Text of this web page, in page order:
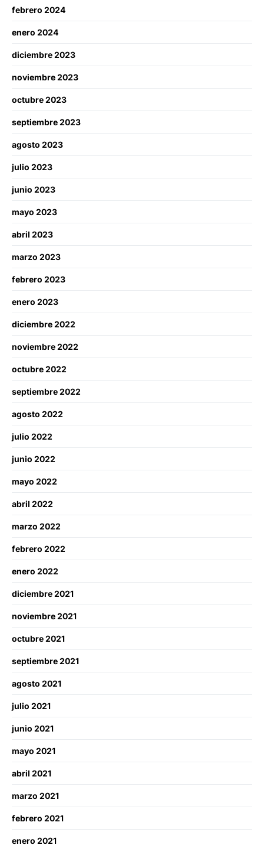
febrero 2024
enero 2024
diciembre 2023
noviembre 2023
octubre 2023
septiembre 2023
agosto 2023
julio 2023
junio 2023
mayo 2023
abril 2023
marzo 2023
febrero 2023
enero 2023
diciembre 2022
noviembre 2022
octubre 2022
septiembre 2022
agosto 2022
julio 2022
junio 2022
mayo 2022
abril 2022
marzo 2022
febrero 2022
enero 2022
diciembre 2021
noviembre 2021
octubre 2021
septiembre 2021
agosto 2021
julio 2021
junio 2021
mayo 2021
abril 2021
marzo 2021
febrero 2021
enero 2021